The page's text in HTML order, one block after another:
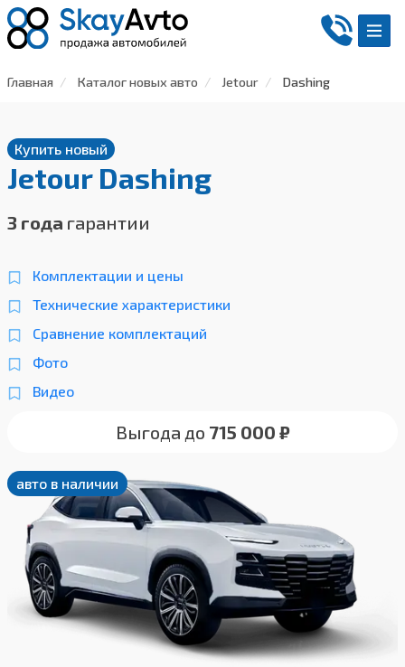
Главная Каталог новых авто Jetour Dashing
Купить новый
Jetour Dashing
3 года гарантии
Комплектации и цены
Технические характеристики
Сравнение комплектаций
Фото
Видео
Выгода до 715 000 ₽
авто в наличии